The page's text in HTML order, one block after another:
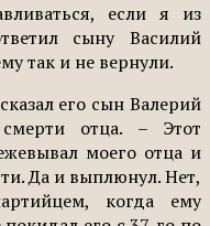
если я из
сыну Василий
так и не вернули.
его сын Валерий
отца. – Этот
моего отца и
Да и выплюнул. Нет,
когда ему